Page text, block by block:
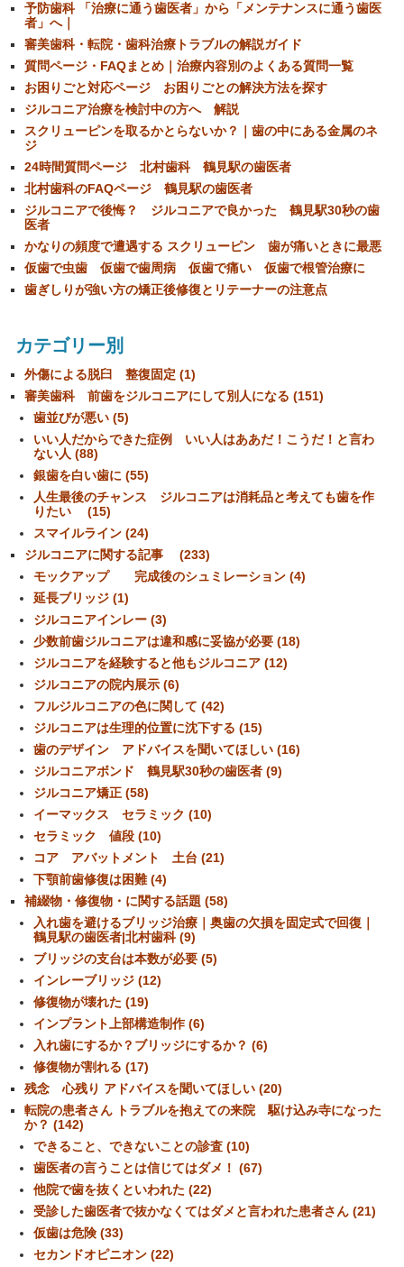
予防歯科 「治療に通う歯医者」から「メンテナンスに通う歯医
者」へ｜
審美歯科・転院・歯科治療トラブルの解説ガイド
質問ページ・FAQまとめ｜治療内容別のよくある質問一覧
お困りごと対応ページ お困りごとの解決方法を探す
ジルコニア治療を検討中の方へ 解説
スクリューピンを取るかとらないか？｜歯の中にある金属のネ
ジ
24時間質問ページ 北村歯科 鶴見駅の歯医者
北村歯科のFAQページ 鶴見駅の歯医者
ジルコニアで後悔？ ジルコニアで良かった 鶴見駅30秒の歯
医者
かなりの頻度で遭遇する スクリューピン 歯が痛いときに最悪
仮歯で虫歯 仮歯で歯周病 仮歯で痛い 仮歯で根管治療に
歯ぎしりが強い方の矯正後修復とリテーナーの注意点
カテゴリー別
外傷による脱臼 整復固定 (1)
審美歯科 前歯をジルコニアにして別人になる (151)
歯並びが悪い (5)
いい人だからできた症例 いい人はああだ！こうだ！と言わ
ない人 (88)
銀歯を白い歯に (55)
人生最後のチャンス ジルコニアは消耗品と考えても歯を作
りたい (15)
スマイルライン (24)
ジルコニアに関する記事 (233)
モックアップ 完成後のシュミレーション (4)
延長ブリッジ (1)
ジルコニアインレー (3)
少数前歯ジルコニアは違和感に妥協が必要 (18)
ジルコニアを経験すると他もジルコニア (12)
ジルコニアの院内展示 (6)
フルジルコニアの色に関して (42)
ジルコニアは生理的位置に沈下する (15)
歯のデザイン アドバイスを聞いてほしい (16)
ジルコニアボンド 鶴見駅30秒の歯医者 (9)
ジルコニア矯正 (58)
イーマックス セラミック (10)
セラミック 値段 (10)
コア アバットメント 土台 (21)
下顎前歯修復は困難 (4)
補綴物・修復物・に関する話題 (58)
入れ歯を避けるブリッジ治療｜奥歯の欠損を固定式で回復｜
鶴見駅の歯医者|北村歯科 (9)
ブリッジの支台は本数が必要 (5)
インレーブリッジ (12)
修復物が壊れた (19)
インプラント上部構造制作 (6)
入れ歯にするか？ブリッジにするか？ (6)
修復物が割れる (17)
残念 心残り アドバイスを聞いてほしい (20)
転院の患者さん トラブルを抱えての来院 駆け込み寺になった
か？ (142)
できること、できないことの診査 (10)
歯医者の言うことは信じてはダメ！ (67)
他院で歯を抜くといわれた (22)
受診した歯医者で抜かなくてはダメと言われた患者さん (21)
仮歯は危険 (33)
セカンドオピニオン (22)